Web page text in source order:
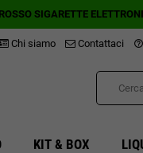
SIGARETTE
Chi siamo Contattaci help_outline
KIT & BOX